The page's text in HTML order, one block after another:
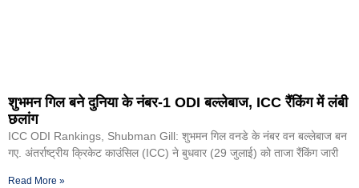
शुभमन गिल बने दुनिया के नंबर-1 ODI बल्लेबाज, ICC रैंकिंग में लंबी
छलांग
ICC ODI Rankings, Shubman Gill: शुभमन गिल वनडे के नंबर वन बल्लेबाज बन
गए. अंतर्राष्ट्रीय क्रिकेट काउंसिल (ICC) ने बुधवार (29 जुलाई) को ताजा रैंकिंग जारी
Read More »